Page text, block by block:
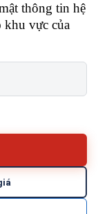
thông tin hệ
khu vực của